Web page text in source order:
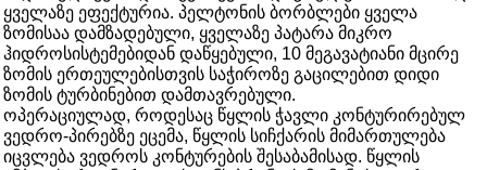
ყველაზე ეფექტურია. პელტონის ბორბლები ყველა
ზომისაა დამზადებული, ყველაზე პატარა მიკრო
ჰიდროსისტემებიდან დაწყებული, 10 მეგავატიანი მცირე
ზომის ერთეულებისთვის საჭიროზე გაცილებით დიდი
ზომის ტურბინებით დამთავრებული.
ოპერაციულად, როდესაც წყლის ჭავლი კონტურირებულ
ვედრო-პირებზე ეცემა, წყლის სიჩქარის მიმართულება
იცვლება ვედროს კონტურების შესაბამისად. წყლის